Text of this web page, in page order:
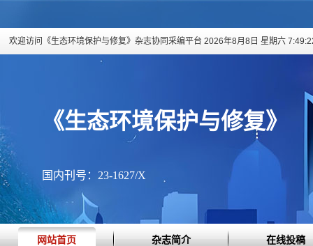
欢迎访问《生态环境保护与修复》杂志协同采编平台 2026年8月8日 星期六
《生态环境保护与修复》
国内刊号：23-1627/X
网站首页 杂志简介 在线投稿